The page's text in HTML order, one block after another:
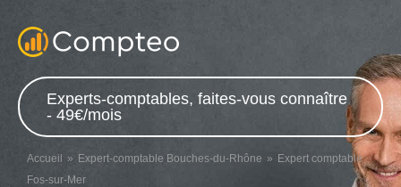
Experts-comptables, faites-vous connaître
- 49€/mois
Accueil Expert-comptable Bouches-du-Rhône
Expert comptable
Fos-sur-Mer